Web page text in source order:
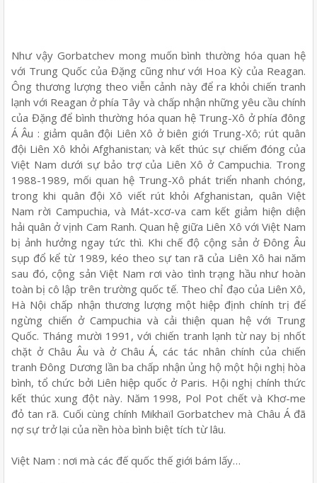
Như vậy Gorbatchev mong muốn bình thường hóa quan hệ
với Trung Quốc của Đặng cũng như với Hoa Kỳ của Reagan.
Ông thương lượng theo viễn cảnh này để ra khỏi chiến tranh
lạnh với Reagan ở phía Tây và chấp nhận những yêu cầu chính
của Đặng để bình thường hóa quan hệ Trung-Xô ở phía đông
Á Âu : giảm quân đội Liên Xô ở biên giới Trung-Xô; rút quân
đội Liên Xô khỏi Afghanistan; và kết thúc sự chiếm đóng của
Việt Nam dưới sự bảo trợ của Liên Xô ở Campuchia. Trong
1988-1989, mối quan hệ Trung-Xô phát triển nhanh chóng,
trong khi quân đội Xô viết rút khỏi Afghanistan, quân Việt
Nam rời Campuchia, và Mát-xcơ-va cam kết giảm hiện diện
hải quân ở vịnh Cam Ranh. Quan hệ giữa Liên Xô với Việt Nam
bị ảnh hưởng ngay tức thì. Khi chế độ cộng sản ở Đông Âu
sụp đổ kể từ 1989, kéo theo sự tan rã của Liên Xô hai năm
sau đó, cộng sản Việt Nam rơi vào tình trạng hầu như hoàn
toàn bị cô lập trên trường quốc tế. Theo chỉ đạo của Liên Xô,
Hà Nội chấp nhận thương lượng một hiệp định chính trị để
ngừng chiến ở Campuchia và cải thiện quan hệ với Trung
Quốc. Tháng mười 1991, với chiến tranh lạnh từ nay bị nhốt
chặt ở Châu Âu và ở Châu Á, các tác nhân chính của chiến
tranh Đông Dương lần ba chấp nhận ủng hộ một hội nghị hòa
bình, tổ chức bởi Liên hiệp quốc ở Paris. Hội nghị chính thức
kết thúc xung đột này. Năm 1998, Pol Pot chết và Khơ-me
đỏ tan rã. Cuối cùng chính Mikhaïl Gorbatchev mà Châu Á đã
nợ sự trở lại của nền hòa bình biệt tích từ lâu.
Việt Nam : nơi mà các đế quốc thế giới bám lấy…